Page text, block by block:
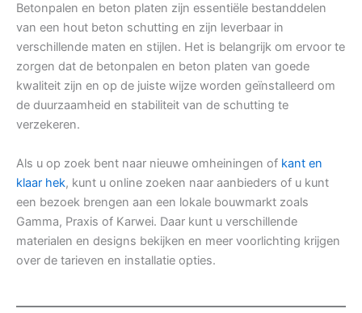
Betonpalen en beton platen zijn essentiële bestanddelen
van een hout beton schutting en zijn leverbaar in
verschillende maten en stijlen. Het is belangrijk om ervoor te
zorgen dat de betonpalen en beton platen van goede
kwaliteit zijn en op de juiste wijze worden geïnstalleerd om
de duurzaamheid en stabiliteit van de schutting te
verzekeren.
Als u op zoek bent naar nieuwe omheiningen of kant en
klaar hek, kunt u online zoeken naar aanbieders of u kunt
een bezoek brengen aan een lokale bouwmarkt zoals
Gamma, Praxis of Karwei. Daar kunt u verschillende
materialen en designs bekijken en meer voorlichting krijgen
over de tarieven en installatie opties.